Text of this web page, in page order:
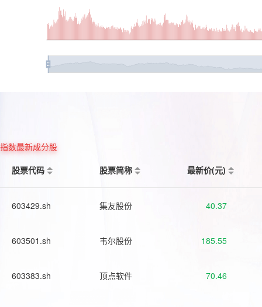
指数最新成分股
股票代码
股票简称 最新价(元)
603429.sh 集友股份 40.37
603501.sh 韦尔股份 185.55
603383.sh 顶点软件 70.46